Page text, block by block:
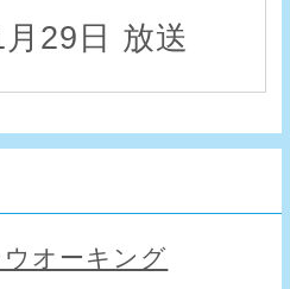
29日 放送
オーキング